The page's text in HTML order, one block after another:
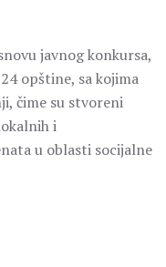
javnog konkursa,
opštine, sa kojima
čime su stvoreni
i
u oblasti socijalne